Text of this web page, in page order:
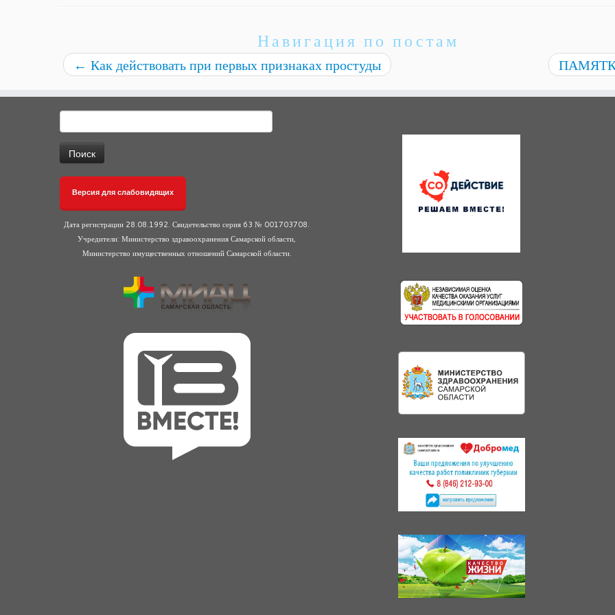
Навигация по постам
← Как действовать при первых признаках простуды
Версия для слабовидящих
Дата регистрации 28.08.1992. Свидетельство серия 63 № 001703708.
Учредители: Министерство здравоохранения Самарской области,
Министерство имущественных отношений Самарской области.